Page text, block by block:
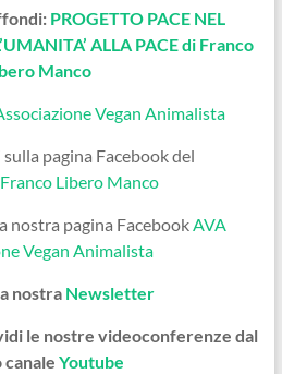
PROGETTO PACE NEL
ALLA PACE di Franco
Manco
Vegan Animalista
pagina Facebook del
Franco Libero Manco
nostra pagina FacebookAVA
Vegan Animalista
nostra Newsletter
le nostre videoconferenze dal
canaleYoutube